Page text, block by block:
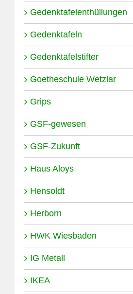
Gedenktafelenthüllungen
Gedenktafeln
Gedenktafelstifter
Goetheschule Wetzlar
Grips
GSF-gewesen
GSF-Zukunft
Haus Aloys
Hensoldt
Herborn
HWK Wiesbaden
IG Metall
IKEA